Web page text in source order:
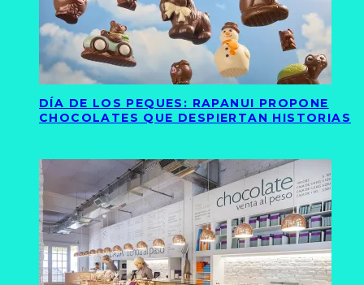
DÍA DE LOS PEQUES: RAPANUI PROPONE
CHOCOLATES QUE DESPIERTAN HISTORIAS